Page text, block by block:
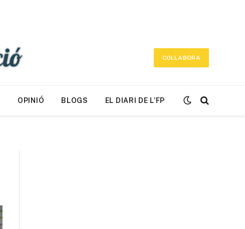
COL·LABORA
OPINIÓ BLOGS EL DIARI DE L’FP